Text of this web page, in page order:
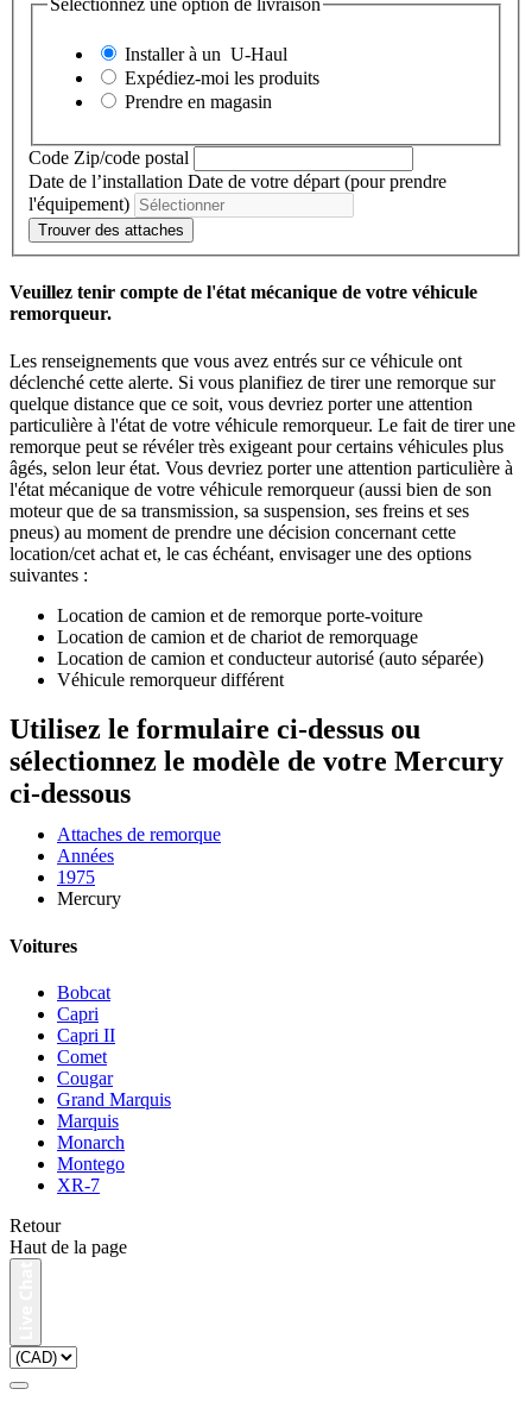
Sélectionnez une option de livraison
Installer à un U-Haul
Expédiez-moi les produits
Prendre en magasin
Code Zip/code postal
Date de l’installation Date de votre départ (pour prendre
l'équipement)
Trouver des attaches
Veuillez tenir compte de l'état mécanique de votre véhicule
remorqueur.
Les renseignements que vous avez entrés sur ce véhicule ont
déclenché cette alerte. Si vous planifiez de tirer une remorque sur
quelque distance que ce soit, vous devriez porter une attention
particulière à l'état de votre véhicule remorqueur. Le fait de tirer une
remorque peut se révéler très exigeant pour certains véhicules plus
âgés, selon leur état. Vous devriez porter une attention particulière à
l'état mécanique de votre véhicule remorqueur (aussi bien de son
moteur que de sa transmission, sa suspension, ses freins et ses
pneus) au moment de prendre une décision concernant cette
location/cet achat et, le cas échéant, envisager une des options
suivantes :
Location de camion et de remorque porte-voiture
Location de camion et de chariot de remorquage
Location de camion et conducteur autorisé (auto séparée)
Véhicule remorqueur différent
Utilisez le formulaire ci-dessus ou
sélectionnez le modèle de votre Mercury
ci-dessous
Attaches de remorque
Années
1975
Mercury
Voitures
Bobcat
Capri
Capri II
Comet
Cougar
Grand Marquis
Marquis
Monarch
Montego
XR-7
Retour
Haut de la page